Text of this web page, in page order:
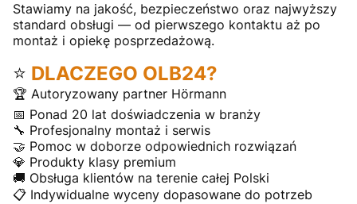
Stawiamy na jakość, bezpieczeństwo oraz najwyższy
standard obsługi — od pierwszego kontaktu aż po
montaż i opiekę posprzedażową.
⭐ DLACZEGO OLB24?
🏆 Autoryzowany partner Hörmann
📅 Ponad 20 lat doświadczenia w branży
🔧 Profesjonalny montaż i serwis
🤝 Pomoc w doborze odpowiednich rozwiązań
💎 Produkty klasy premium
🚚 Obsługa klientów na terenie całej Polski
📋 Indywidualne wyceny dopasowane do potrzeb